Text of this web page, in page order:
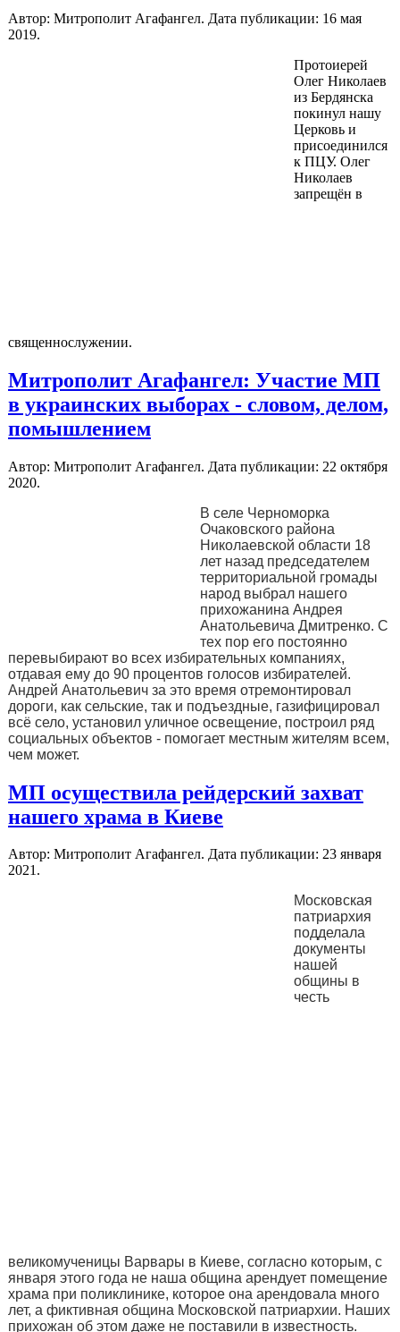
Автор: Митрополит Агафангел. Дата публикации: 16 мая
2019.
Протоиерей
Олег Николаев
из Бердянска
покинул нашу
Церковь и
присоединился
к ПЦУ. Олег
Николаев
запрещён в
священнослужении.
Митрополит Агафангел: Участие МП
в украинских выборах - словом, делом,
помышлением
Автор: Митрополит Агафангел. Дата публикации: 22 октября
2020.
В селе Черноморка
Очаковского района
Николаевской области 18
лет назад председателем
территориальной громады
народ выбрал нашего
прихожанина Андрея
Анатольевича Дмитренко. С
тех пор его постоянно
перевыбирают во всех избирательных компаниях,
отдавая ему до 90 процентов голосов избирателей.
Андрей Анатольевич за это время отремонтировал
дороги, как сельские, так и подъездные, газифицировал
всё село, установил уличное освещение, построил ряд
социальных объектов - помогает местным жителям всем,
чем может.
МП осуществила рейдерский захват
нашего храма в Киеве
Автор: Митрополит Агафангел. Дата публикации: 23 января
2021.
Московская
патриархия
подделала
документы
нашей
общины в
честь
великомученицы Варвары в Киеве, согласно которым, с
января этого года не наша община арендует помещение
храма при поликлинике, которое она арендовала много
лет, а фиктивная община Московской патриархии. Наших
прихожан об этом даже не поставили в известность.